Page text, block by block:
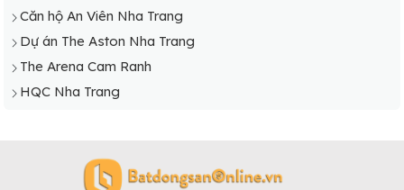
Căn hộ An Viên Nha Trang
Dự án The Aston Nha Trang
The Arena Cam Ranh
HQC Nha Trang